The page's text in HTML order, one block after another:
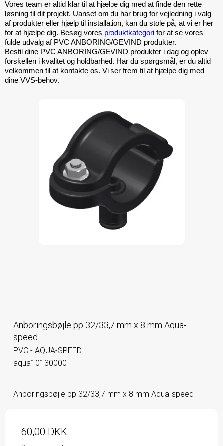
Vores team er altid klar til at hjælpe dig med at finde den rette
løsning til dit projekt. Uanset om du har brug for vejledning i valg
af produkter eller hjælp til installation, kan du stole på, at vi er her
for at hjælpe dig. Besøg vores produktkategori for at se vores
fulde udvalg af PVC ANBORING/GEVIND produkter.
Bestil dine PVC ANBORING/GEVIND produkter i dag og oplev
forskellen i kvalitet og holdbarhed. Har du spørgsmål, er du altid
velkommen til at kontakte os. Vi ser frem til at hjælpe dig med
dine VVS-behov.
Anboringsbøjle pp 32/33,7 mm x 8 mm Aqua-
speed
PVC - AQUA-SPEED
aqua10130000
Anboringsbøjle pp 32/33,7 mm x 8 mm Aqua-speed
60,00 DKK